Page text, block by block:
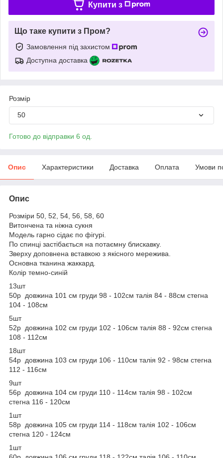
Купити з
Що таке купити з Пром?
Замовлення під захистом
Доступна доставка
Розмір
50
Готово до відправки 6 од.
Опис Характеристики Доставка Оплата Умови
Опис
Розміри 50, 52, 54, 56, 58, 60
Витончена та ніжна сукня
Модель гарно сідає по фігурі.
По спинці застібається на потаємну блискавку.
Зверху доповнена вставкою з якісного мережива.
Основна тканина жаккард.
Колір темно-синій
13шт
50р довжина 101 см груди 98 - 102см талія 84 - 88см стегна
104 - 108см
5шт
52р довжина 102 см груди 102 - 106см талія 88 - 92см стегна
108 - 112см
18шт
54р довжина 103 см груди 106 - 110см талія 92 - 98см стегна
112 - 116см
9шт
56р довжина 104 см груди 110 - 114см талія 98 - 102см
стегна 116 - 120см
1шт
58р довжина 105 см груди 114 - 118см талія 102 - 106см
стегна 120 - 124см
1шт